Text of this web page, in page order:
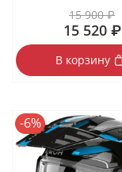
15 900 ₽
15 520 ₽
В корзину
-6%